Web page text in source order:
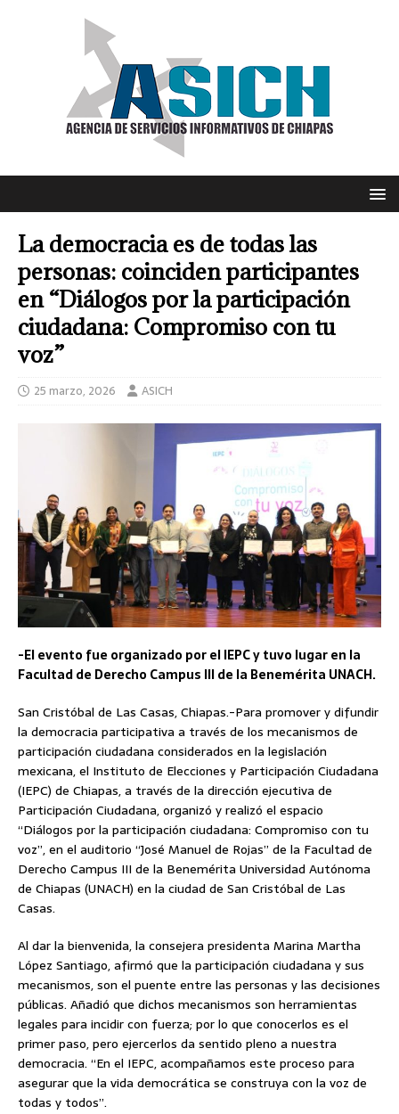
La democracia es de todas las
personas: coinciden participantes
en “Diálogos por la participación
ciudadana: Compromiso con tu
voz”
25 marzo, 2026 ASICH
-El evento fue organizado por el IEPC y tuvo lugar en la
Facultad de Derecho Campus III de la Benemérita UNACH.
San Cristóbal de Las Casas, Chiapas.-Para promover y difundir
la democracia participativa a través de los mecanismos de
participación ciudadana considerados en la legislación
mexicana, el Instituto de Elecciones y Participación Ciudadana
(IEPC) de Chiapas, a través de la dirección ejecutiva de
Participación Ciudadana, organizó y realizó el espacio
“Diálogos por la participación ciudadana: Compromiso con tu
voz”, en el auditorio “José Manuel de Rojas” de la Facultad de
Derecho Campus III de la Benemérita Universidad Autónoma
de Chiapas (UNACH) en la ciudad de San Cristóbal de Las
Casas.
Al dar la bienvenida, la consejera presidenta Marina Martha
López Santiago, afirmó que la participación ciudadana y sus
mecanismos, son el puente entre las personas y las decisiones
públicas. Añadió que dichos mecanismos son herramientas
legales para incidir con fuerza; por lo que conocerlos es el
primer paso, pero ejercerlos da sentido pleno a nuestra
democracia. “En el IEPC, acompañamos este proceso para
asegurar que la vida democrática se construya con la voz de
todas y todos”.